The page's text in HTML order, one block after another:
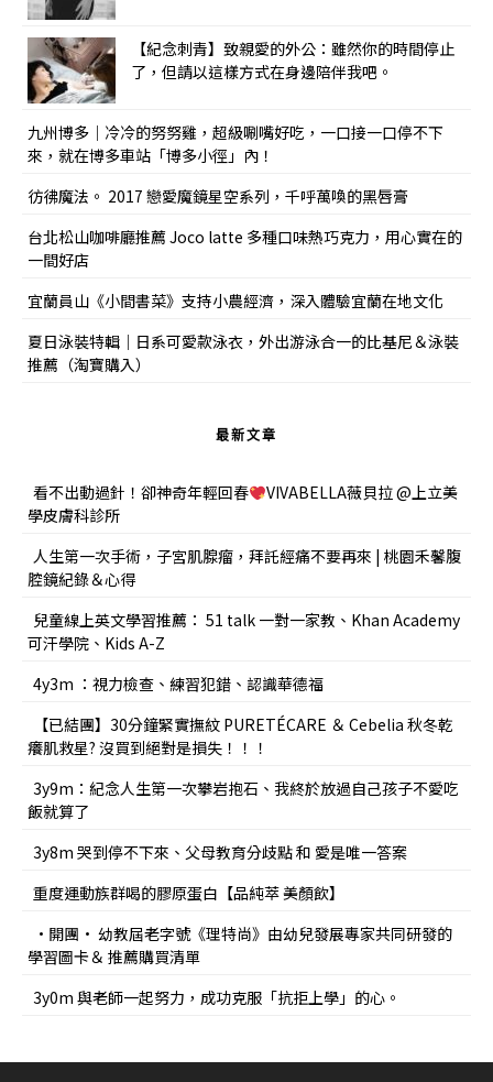
【紀念刺青】致親愛的外公：雖然你的時間停止
了，但請以這樣方式在身邊陪伴我吧。
九州博多｜冷冷的努努雞，超級唰嘴好吃，一口接一口停不下
來，就在博多車站「博多小徑」內！
彷彿魔法。 2017 戀愛魔鏡星空系列，千呼萬喚的黑唇膏
台北松山咖啡廳推薦 Joco latte 多種口味熱巧克力，用心實在的
一間好店
宜蘭員山《小間書菜》支持小農經濟，深入體驗宜蘭在地文化
夏日泳裝特輯｜日系可愛款泳衣，外出游泳合一的比基尼＆泳裝
推薦（淘寶購入）
最新文章
看不出動過針！卻神奇年輕回春
VIVABELLA薇貝拉 @上立美
學皮膚科診所
人生第一次手術，子宮肌腺瘤，拜託經痛不要再來 | 桃園禾馨腹
腔鏡紀錄＆心得
兒童線上英文學習推薦： 51 talk 一對一家教、Khan Academy
可汗學院、Kids A-Z
4y3m ：視力檢查、練習犯錯、認識華德福
【已結團】30分鐘緊實撫紋 PURETÉCARE ＆ Cebelia 秋冬乾
癢肌救星? 沒買到絕對是損失！！！
3y9m：紀念人生第一次攀岩抱石、我終於放過自己孩子不愛吃
飯就算了
3y8m 哭到停不下來、父母教育分歧點 和 愛是唯一答案
重度運動族群喝的膠原蛋白【品純萃 美顏飲】
•開團• 幼教屆老字號《理特尚》由幼兒發展專家共同研發的
學習圖卡＆ 推薦購買清單
3y0m 與老師一起努力，成功克服「抗拒上學」的心。